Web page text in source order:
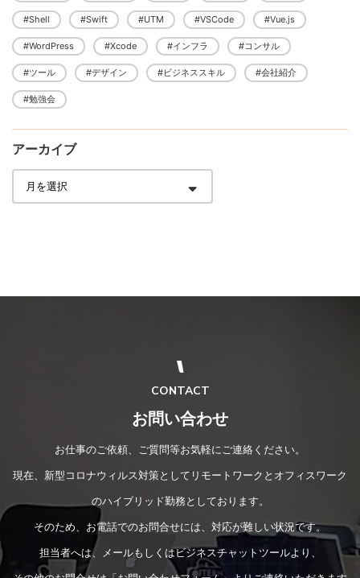
#Shell #Swift #UTM #VSCode #Vue.js
#WordPress #Xcode #インフラ #コンサル
#ツール #デザイン #ビジネススキル #会社紹介
#勉強会
アーカイブ
CONTACT
お問い合わせ
お仕事のご依頼、ご質問等お気軽にご連絡ください。
現在、新型コロナウィルス対策としてリモートワークとオフィスワーク
のハイブリッド勤務としております。
そのため、お電話でのお問合せには、対応が難しい状況です。
担当者へは、メールもしくはビジネスチャットツールより、